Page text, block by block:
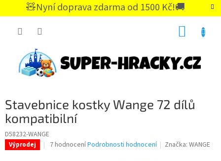
🧸Nyní doprava zdarma od 1500 Kč!🚚
CZK
Stavebnice kostky Wange 72 dílů
kompatibilní
D58232-WANGE
Výprodej
Průměrné
7 hodnoceníPodrobnosti hodnocení Značka:WANGE